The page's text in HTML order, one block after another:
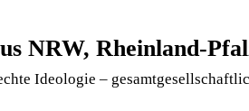
NRW, Rhein­land-
Ideo­lo­gie –